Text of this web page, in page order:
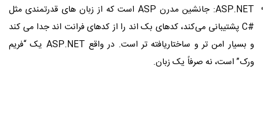
ASP.NET: جانشین مدرن ASP است که از زبان ‌های قدرتمندی مثل
#C پشتیبانی می‌کند، کدهای بک ‌اند را از کدهای فرانت‌ اند جدا می‌ کند
و بسیار امن ‌تر و ساختاریافته‌ تر است. در واقع ASP.NET یک “فریم
‌ورک” است، نه صرفاً یک زبان.